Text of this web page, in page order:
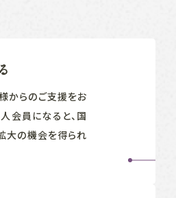
からのご支援をお
会員になると、国
大の機会を得られ